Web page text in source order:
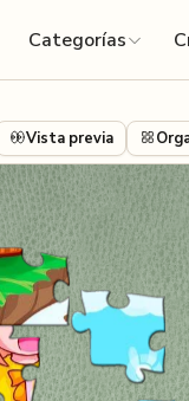
Categorías
Vista previa